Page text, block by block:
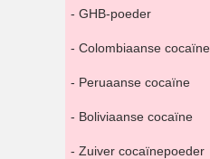
- GHB-poeder
- Colombiaanse cocaïne
- Peruaanse cocaïne
- Boliviaanse cocaïne
- Zuiver cocaïnepoeder